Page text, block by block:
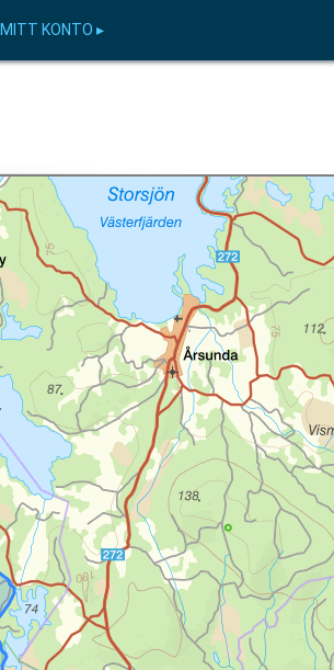
MITT KONTO ▸